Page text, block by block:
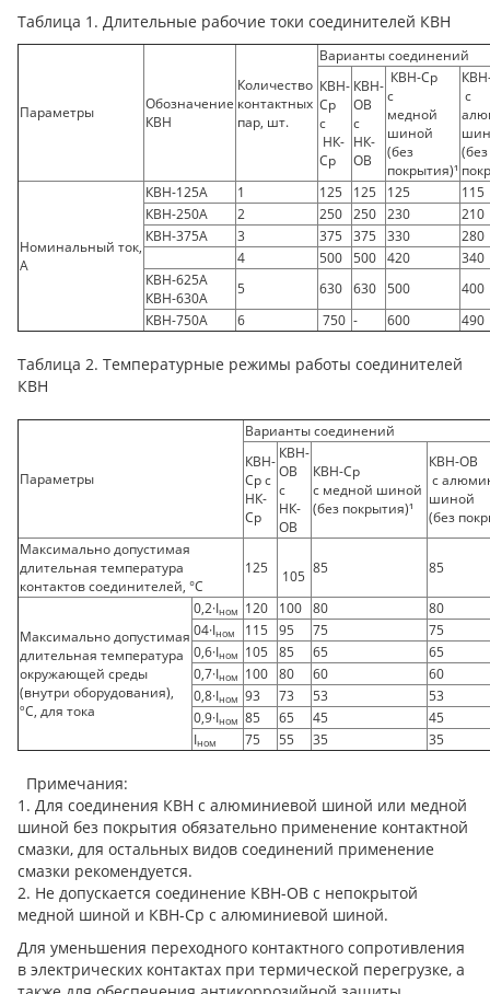
Таблица 1. Длительные рабочие токи соединителей КВН
Параметры
Обозначение
КВН
Количество
контактных
пар, шт.
Варианты соединений
КВН-
Ср
с
НК-
Ср
КВН-
ОВ
с
НК-
ОВ
КВН-Ср
с
медной
шиной
(без
покрытия)¹
с
(без
Номинальный ток,
А
КВН-125А 1 125 125 125
115
КВН-250А
2 250 250 230
210
КВН-375А
3 375 375 330
280
4
500 500 420
340
КВН-625А
КВН-630А
5 630 630 500
400
КВН-750А
6 750 - 600 490
Таблица 2. Температурные режимы работы соединителей
КВН
Параметры
Варианты соединений
КВН-
Ср с
НК-
Ср
КВН-
ОВ
с
НК-
ОВ
КВН-Ср
с медной шиной
(без покрытия)¹
КВН-ОВ
с
шиной
(без
Максимально допустимая
длительная температура
контактов соединителей, °C
125 105 85 85
Максимально допустимая
длительная температура
окружающей среды
(внутри оборудования),
ºС, для тока
0,2·Iном 120 100 80
80
04·Iном 115 95 75
75
0,6·Iном 105 85 65
65
0,7·Iном 100 80 60
60
0,8·Iном 93 73 53
53
0,9·Iном 85 65 45
45
Iном 75 55 35 35
Примечания:
1. Для соединения КВН с алюминиевой шиной или медной
шиной без покрытия обязательно применение контактной
смазки, для остальных видов соединений применение
смазки рекомендуется.
2. Не допускается соединение КВН-ОВ с непокрытой
медной шиной и КВН-Ср с алюминиевой шиной.
Для уменьшения переходного контактного сопротивления
в электрических контактах при термической перегрузке, а